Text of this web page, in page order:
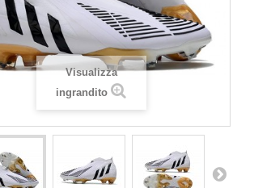
Visualizza
ingrandito